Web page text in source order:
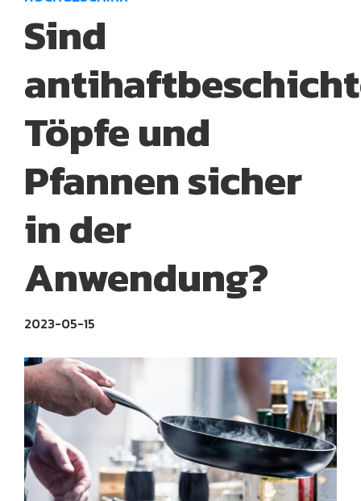
Sind
Töpfe und
Pfannen sicher
in der
Anwendung?
2023-05-15